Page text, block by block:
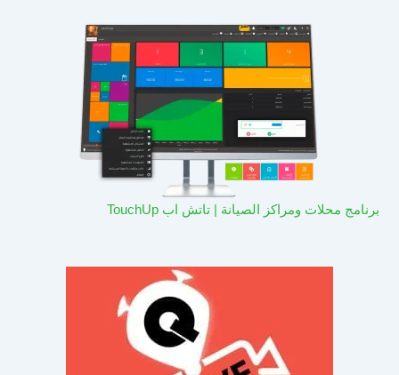
برنامج محلات ومراكز الصيانة | تاتش اب TouchUp